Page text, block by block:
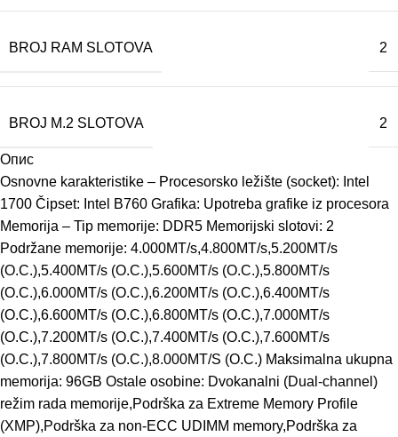
BROJ RAM SLOTOVA 2
BROJ M.2 SLOTOVA 2
Опис
Osnovne karakteristike – Procesorsko ležište (socket): Intel
1700 Čipset: Intel B760 Grafika: Upotreba grafike iz procesora
Memorija – Tip memorije: DDR5 Memorijski slotovi: 2
Podržane memorije: 4.000MT/s,4.800MT/s,5.200MT/s
(O.C.),5.400MT/s (O.C.),5.600MT/s (O.C.),5.800MT/s
(O.C.),6.000MT/s (O.C.),6.200MT/s (O.C.),6.400MT/s
(O.C.),6.600MT/s (O.C.),6.800MT/s (O.C.),7.000MT/s
(O.C.),7.200MT/s (O.C.),7.400MT/s (O.C.),7.600MT/s
(O.C.),7.800MT/s (O.C.),8.000MT/S (O.C.) Maksimalna ukupna
memorija: 96GB Ostale osobine: Dvokanalni (Dual-channel)
režim rada memorije,Podrška za Extreme Memory Profile
(XMP),Podrška za non-ECC UDIMM memory,Podrška za